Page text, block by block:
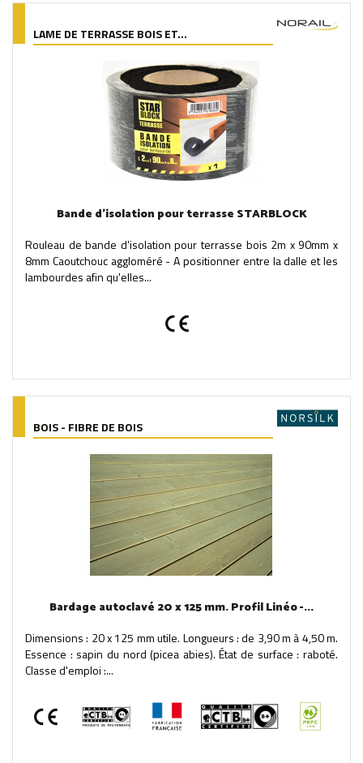
LAME DE TERRASSE BOIS ET...
Bande d'isolation pour terrasse STARBLOCK
Rouleau de bande d'isolation pour terrasse bois 2m x 90mm x
8mm Caoutchouc aggloméré - A positionner entre la dalle et les
lambourdes afin qu'elles...
BOIS - FIBRE DE BOIS
Bardage autoclavé 20 x 125 mm. Profil Linéo -...
Dimensions : 20 x 125 mm utile. Longueurs : de 3,90 m à 4,50 m.
Essence : sapin du nord (picea abies). État de surface : raboté.
Classe d'emploi :...